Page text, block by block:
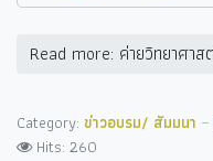
Read more: ค่ายวิทยาศา
Category: ข่าวอบรม/ สัมมนา
Hits: 260